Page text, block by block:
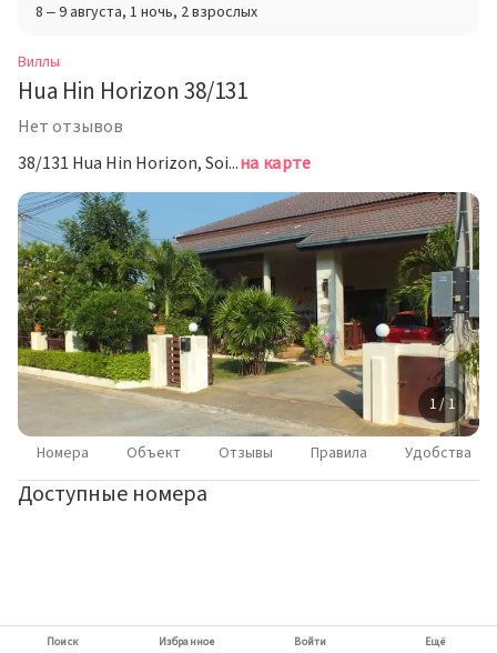
8 – 9 августа, 1 ночь, 2 взрослых
Виллы
Hua Hin Horizon 38/131
Нет отзывов
38/131 Hua Hin Horizon, Soi 88, Prachuap Khiri Khan, Хуахинна карте
1 / 1
Номера Объект Отзывы Правила Удобства
Доступные номера
Поиск Избранное Войти Ещё